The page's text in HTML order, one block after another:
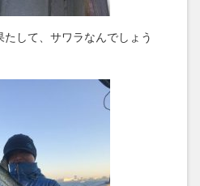
して、サワラなんでしょう